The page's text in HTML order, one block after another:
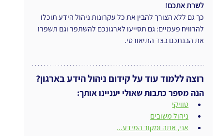
לשרת אתכם!
כך גם ללא הצורך להבין את כל עקרונות ניהול הידע תוכלו
להרוויח פעמיים: גם תסייעו לארגונכם להשתפר וגם תשפרו
את הבנתכם בצד התיאורטי.
רוצה ללמוד עוד על קידום ניהול הידע בארגון?
הנה מספר כתבות שאולי יעניינו אותך:
טוויקי
ניהול משובים
אני, אתה ומקור המידע...